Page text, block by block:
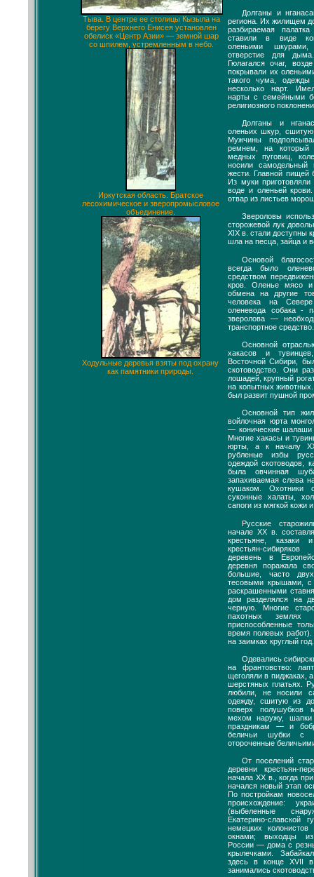
Тыва. В центре ее столицы Кызыла на
берегу Верхнего Енисея установлен
обелиск «Центр Азии» — земной шар
со шпилем, устремленным в небо.
Иркутская область. Братское
лесохимическое и зверопромысловое
объединение.
Ходульные деревья взяты под охрану
как памятники природы.
Долганы и
региона. Их жилищем
разбираемая
ставили в виде
оленьими
отверстие для
Гюлагался очаг,
покрывали их
такого чума, одежды
несколько нарт.
нарты с семейными
религиозного
Долганы и
оленьих шкур,
Мужчины
ремнем, на который
медных пуговиц,
носили
жести. Главной
Из муки
воде и оленьей
отвар из листьев
Звероловы
сторожевой лук
XIX в. стали доступны
шла на песца, зайца и
Основой
всегда было
средством
кров. Оленье мясо
обмена на другие
человека на
оленевода собака -
зверолова —
транспортное средство.
Основной
хакасов и
Восточной Сибири,
скотоводство. Они
лошадей, крупный
на копытных
был развит пушной
Основной тип
войлочная юрта
— конические шалаши
Многие хакасы и
юрты, а к началу
рубленые избы
одеждой скотоводов,
была овчинная
запахиваемая слева
кушаком. Охотники
суконные халаты,
сапоги из мягкой кожи
Русские
начале XX в.
крестьяне, казаки
крестьян-
деревень в
деревня поражала
большие, часто
тесовыми крышами,
раскрашенными
дом разделялся на
черную. Многие
пахотных землях
приспособленные
время полевых
на заимках круглый год.
Одевались
на франтовство:
щеголяли в
шерстяных платьях.
любили, не носили
одежду, сшитую из
поверх полушубков
мехом наружу,
праздникам — и
беличьи шубки с
отороченные
От поселений
деревни крестьян-
начала XX в., когда
начался новый этап
По постройкам
происхождение:
(выбеленные
Екатерино-
немецких
окнами; выходцы из
России — дома с
крылечками.
здесь в конце XVII
занимались